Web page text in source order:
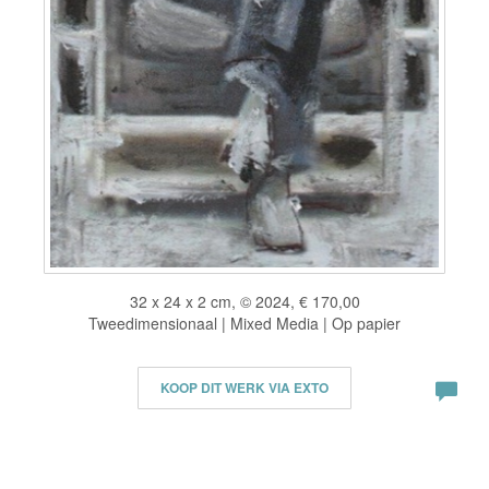
32 x 24 x 2 cm, © 2024, € 170,00
Tweedimensionaal | Mixed Media | Op papier
KOOP DIT WERK VIA EXTO